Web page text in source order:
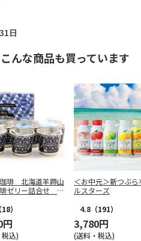
日
んな商品も買っています
琲 北海道羊蹄山
ゼリー詰合せ M
）
込)
＜お中元＞新つぶら
ルスターズ
4.8 （191）
3,780円
(送料・税込)